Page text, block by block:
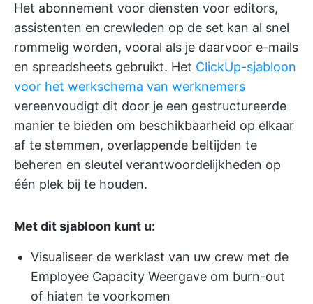
Het abonnement voor diensten voor editors,
assistenten en crewleden op de set kan al snel
rommelig worden, vooral als je daarvoor e-mails
en spreadsheets gebruikt. Het ClickUp-sjabloon
voor het werkschema van werknemers
vereenvoudigt dit door je een gestructureerde
manier te bieden om beschikbaarheid op elkaar
af te stemmen, overlappende beltijden te
beheren en sleutel verantwoordelijkheden op
één plek bij te houden.
Met dit sjabloon kunt u:
Visualiseer de werklast van uw crew met de
Employee Capacity Weergave om burn-out
of hiaten te voorkomen